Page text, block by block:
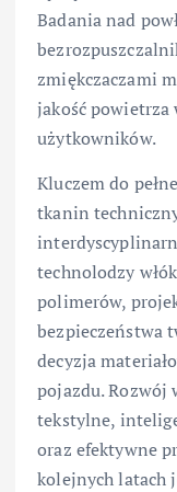
Badania nad
zmiękczaczami
jakość
użytkowników.
Kluczem do
tkanin
technolodzy
polimerów,
bezpieczeństwa
decyzja
pojazdu. Rozwój
tekstylne,
oraz efektywne
kolejnych latach